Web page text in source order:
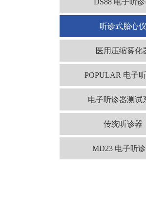
DS88 电子听
听诊式胎心仪
医用压缩雾化
POPULAR 电子
电子听诊器测试
传统听诊器
MD23 电子听